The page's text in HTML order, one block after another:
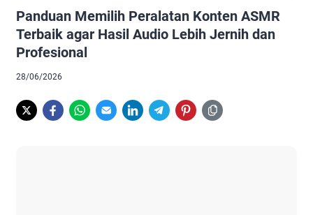
Panduan Memilih Peralatan Konten ASMR
Terbaik agar Hasil Audio Lebih Jernih dan
Profesional
28/06/2026